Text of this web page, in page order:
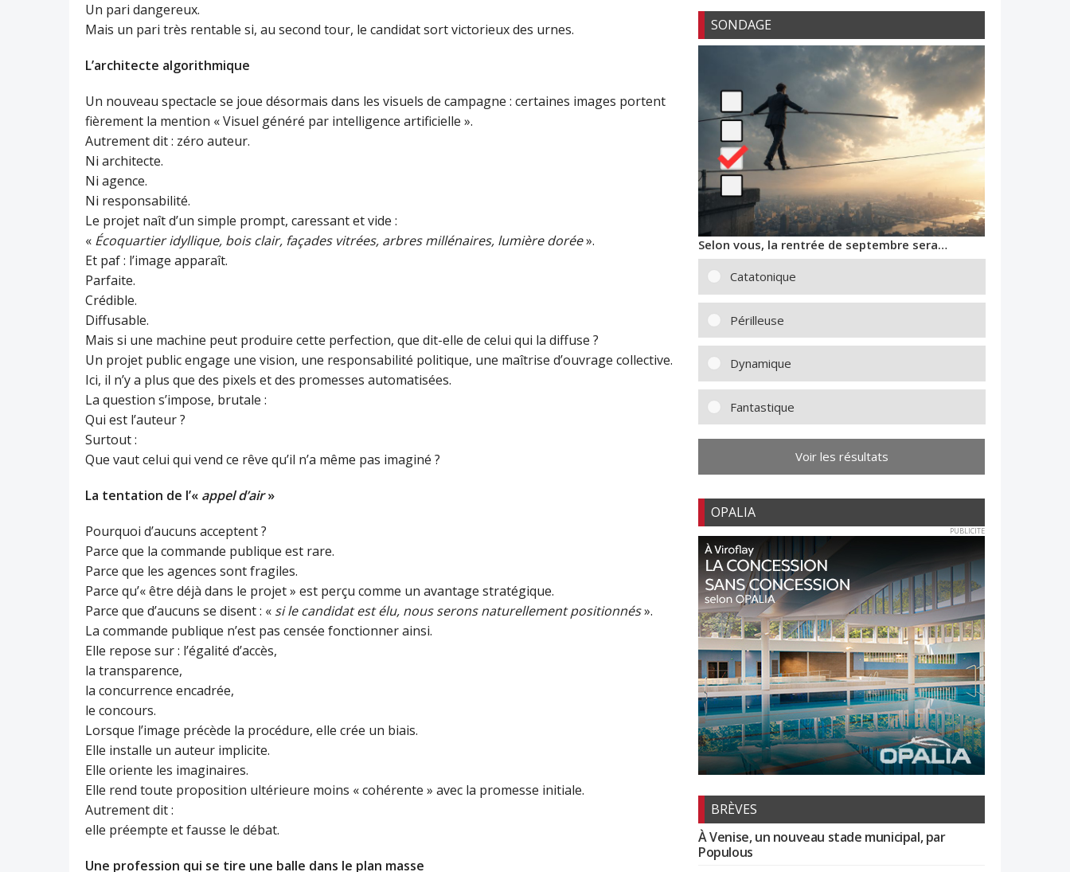
Un pari dangereux.
Mais un pari très rentable si, au second tour, le candidat sort victorieux des urnes.
L’architecte algorithmique
Un nouveau spectacle se joue désormais dans les visuels de campagne : certaines images portent
fièrement la mention « Visuel généré par intelligence artificielle ».
Autrement dit : zéro auteur.
Ni architecte.
Ni agence.
Ni responsabilité.
Le projet naît d’un simple prompt, caressant et vide :
« Écoquartier idyllique, bois clair, façades vitrées, arbres millénaires, lumière dorée».
Et paf : l’image apparaît.
Parfaite.
Crédible.
Diffusable.
Mais si une machine peut produire cette perfection, que dit-elle de celui qui la diffuse ?
Un projet public engage une vision, une responsabilité politique, une maîtrise d’ouvrage collective.
Ici, il n’y a plus que des pixels et des promesses automatisées.
La question s’impose, brutale :
Qui est l’auteur ?
Surtout :
Que vaut celui qui vend ce rêve qu’il n’a même pas imaginé ?
La tentation de l’« appel d’air»
Pourquoi d’aucuns acceptent ?
Parce que la commande publique est rare.
Parce que les agences sont fragiles.
Parce qu’« être déjà dans le projet » est perçu comme un avantage stratégique.
Parce que d’aucuns se disent : « si le candidat est élu, nous serons naturellement positionnés».
La commande publique n’est pas censée fonctionner ainsi.
Elle repose sur : l’égalité d’accès,
la transparence,
la concurrence encadrée,
le concours.
Lorsque l’image précède la procédure, elle crée un biais.
Elle installe un auteur implicite.
Elle oriente les imaginaires.
Elle rend toute proposition ultérieure moins « cohérente » avec la promesse initiale.
Autrement dit :
elle préempte et fausse le débat.
Une profession qui se tire une balle dans le plan masse
SONDAGE
Selon vous, la rentrée de septembre sera…
Catatonique
Périlleuse
Dynamique
Fantastique
Voir les résultats
OPALIA
PUBLICITE
BRÈVES
À Venise, un nouveau stade municipal, par
Populous